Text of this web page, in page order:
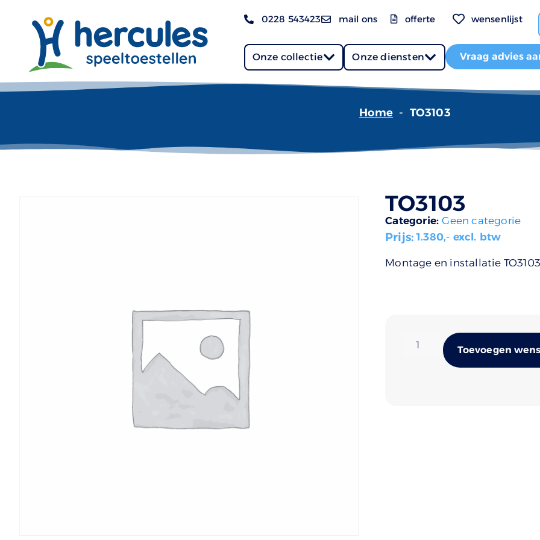
0228 543423 mail ons offerte wensenlijst
Onze collectie Onze diensten Vraag advies
Home - TO3103
TO3103
Categorie:Geen categorie
Prijs:1.380,- excl. btw
Montage en installatie TO3103
Toevoegen